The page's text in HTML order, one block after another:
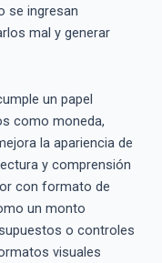
se ingresan
mal y generar
un papel
como moneda,
la apariencia de
y comprensión
con formato de
un monto
o controles
visuales